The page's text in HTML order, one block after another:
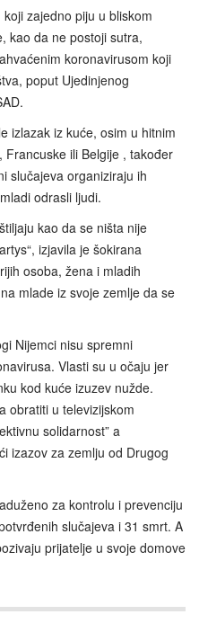
zajedno piju u bliskom
kao da ne postoji sutra,
koronavirusom koji
poput Ujedinjenog
izlazak iz kuće, osim u hitnim
ili Belgije , također
slučajeva organiziraju ih
odrasli ljudi.
kao da se ništa nije
izjavila je šokirana
osoba, žena i mladih
mlade iz svoje zemlje da se
Nijemci nisu spremni
Vlasti su u očaju jer
kod kuće izuzev nužde.
obratiti u televizijskom
solidarnost” a
izazov za zemlju od Drugog
za kontrolu i prevenciju
slučajeva i 31 smrt. A
prijatelje u svoje domove